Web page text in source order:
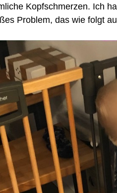
Kopfschmerzen. Ich
Problem, das wie folgt